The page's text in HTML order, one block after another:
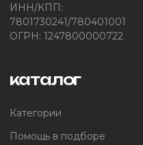
ИНН/КПП:
7801730241/780401001
ОГРН: 1247800000722
каталог
Категории
Помощь в подборе